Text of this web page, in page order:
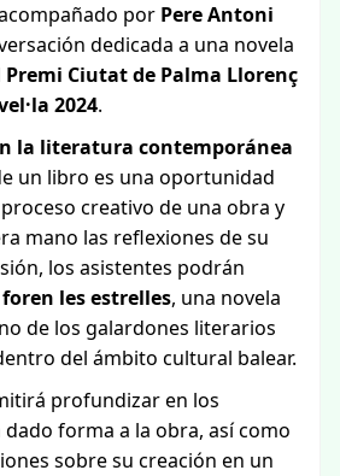
por Pere Antoni
dedicada a una novela
Premi Ciutat de Palma Llorenç
2024.
la literatura contemporánea
un libro es una oportunidad
creativo de una obra y
mano las reflexiones de su
los asistentes podrán
les estrelles, una novela
de los galardones literarios
del ámbito cultural balear.
profundizar en los
forma a la obra, así como
sobre su creación en un